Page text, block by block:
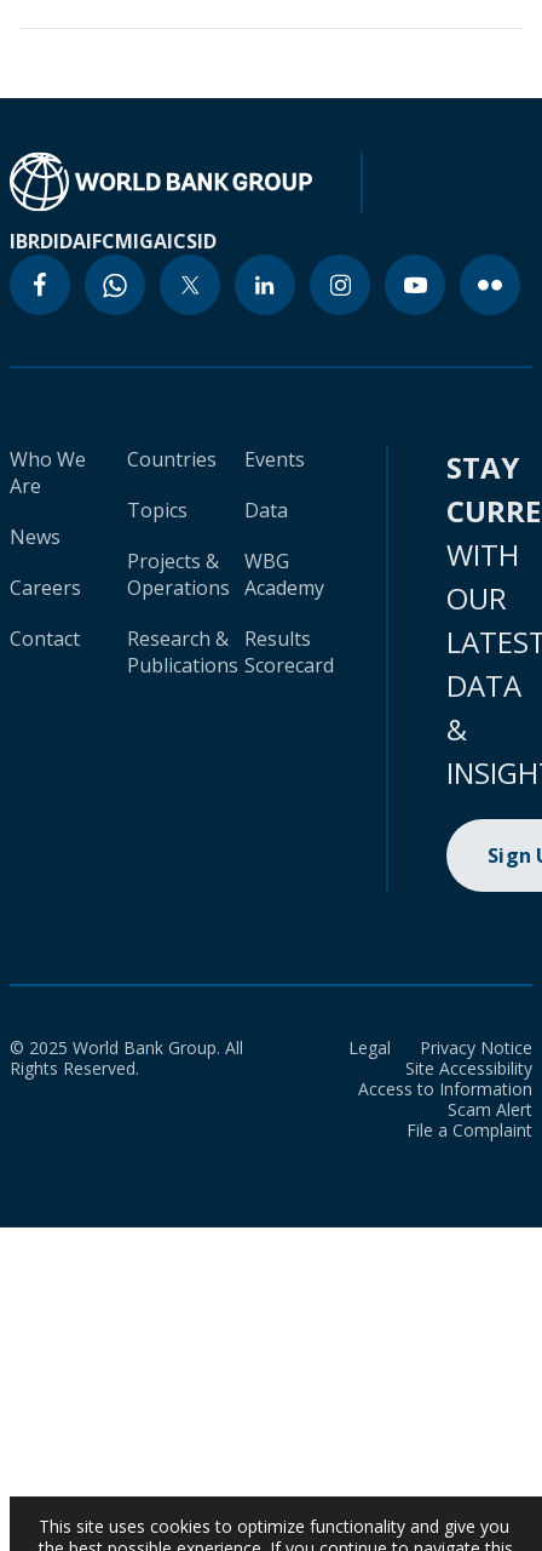
IBRDIDAIFCMIGAICSID
Who We
Are
News
Careers
Contact
Countries
Topics
Projects &
Operations
Research &
Publications
Events
Data
WBG
Academy
Results
Scorecard
STAY
WITH
OUR
DATA
&
Sign
© 2025 World Bank Group. All
Rights Reserved.
Legal
Privacy Notice
Site Accessibility
Access to Information
Scam Alert
File a Complaint
This site uses cookies to optimize functionality and give you